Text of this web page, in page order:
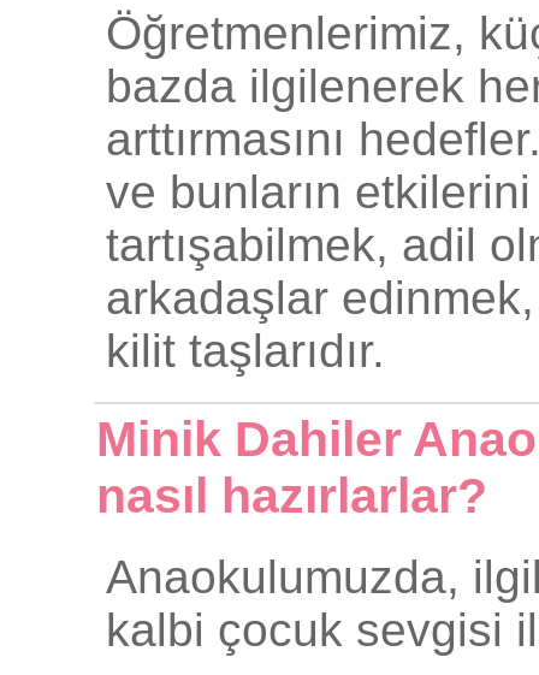
Öğretmenlerimiz,
bazda ilgilenerek
arttırmasını
ve bunların
tartışabilmek, adil
arkadaşlar
kilit taşlarıdır.
Minik Dahiler
nasıl hazırlarlar?
Anaokulumuzda,
kalbi çocuk sevgisi